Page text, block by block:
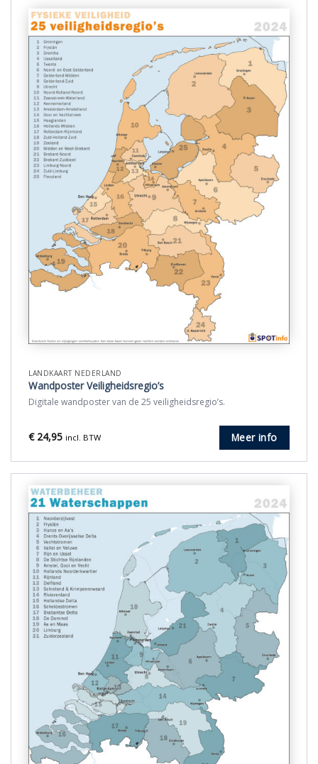
LANDKAART NEDERLAND
Wandposter Veiligheidsregio’s
Digitale wandposter van de 25 veiligheidsregio’s.
€24,95 incl. BTW Meer info